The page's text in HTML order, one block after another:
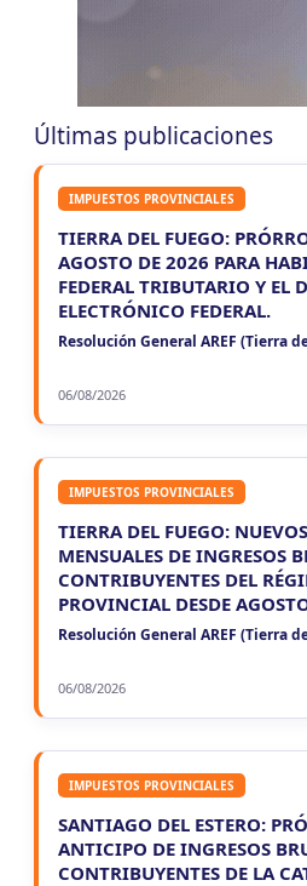
CUIT 5-6-7-8-9-…
VIE
7 Agentes Ret. y Perc. E. Rios
CUIT 5-6-7-8-9-…
VIE
7 JUJUY
Agentes Ret. Perc. Jujuy
CUIT 0-1-2-3-4-…
7
CUIT 5-6-7-8-9-…
7 Agentes Retencion La Rioja
CUIT 5-6-7-8-9-…
NEUQUEN
VIE
NEUQUEN
Últimas publicaciones
IMPUESTOS PROVINCIALES
TIERRA DEL FUEGO:
AGOSTO DE 2026 PARA
FEDERAL TRIBUTARIO Y EL
ELECTRÓNICO FEDERAL.
Resolución General AREF (Tierra
06/08/2026
IMPUESTOS PROVINCIALES
TIERRA DEL FUEGO:
MENSUALES DE INGRESOS
CONTRIBUYENTES DEL
PROVINCIAL DESDE
Resolución General AREF (Tierra
06/08/2026
IMPUESTOS PROVINCIALES
SANTIAGO DEL ESTERO:
ANTICIPO DE INGRESOS
CONTRIBUYENTES DE LA